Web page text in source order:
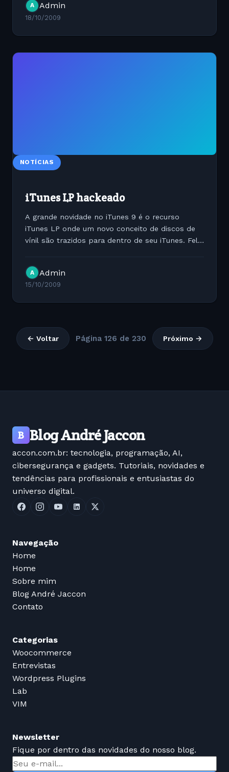
escutar músicas com...
A Admin
18/10/2009
NOTÍCIAS
iTunes LP hackeado
A grande novidade no iTunes 9 é o recurso
iTunes LP onde um novo conceito de discos de
vínil são trazidos para dentro de seu iTunes. Feliz
Javascript/CSS da...
A Admin
15/10/2009
← Voltar Página 126 de 230 Próximo →
B Blog André Jaccon
accon.com.br: tecnologia, programação, AI,
cibersegurança e gadgets. Tutoriais, novidades e
tendências para profissionais e entusiastas do
universo digital.
Navegação
Home
Home
Sobre mim
Blog André Jaccon
Contato
Categorias
Woocommerce
Entrevistas
Wordpress Plugins
Lab
VIM
Newsletter
Fique por dentro das novidades do nosso blog.